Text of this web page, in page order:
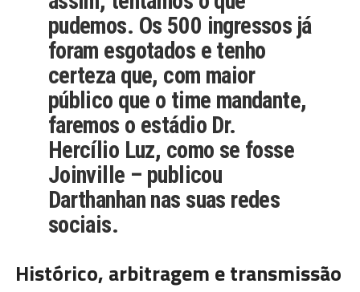
pudemos. Os 500 ingressos já
foram esgotados e tenho
certeza que, com maior
público que o time mandante,
faremos o estádio Dr.
Hercílio Luz, como se fosse
Joinville – publicou
Darthanhan nas suas redes
sociais.
Histórico, arbitragem e transmissão